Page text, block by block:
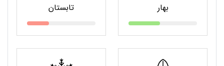
بهار تابستان